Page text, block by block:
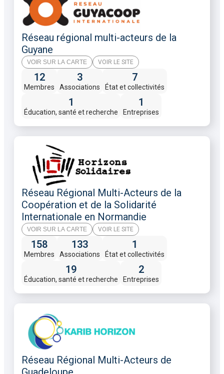
Réseau régional multi-acteurs de la
Guyane
VOIR SUR LA CARTE VOIR LE SITE
12
Membres
3
Associations
7
État et collectivités
1
Éducation, santé et recherche
1
Entreprises
Réseau Régional Multi-Acteurs de la
Coopération et de la Solidarité
Internationale en Normandie
VOIR SUR LA CARTE VOIR LE SITE
158
Membres
133
Associations
1
État et collectivités
19
Éducation, santé et recherche
2
Entreprises
Réseau Régional Multi-Acteurs de